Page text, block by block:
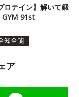
ロテイン】解いて鍛
GYM 91st
知全能
ア